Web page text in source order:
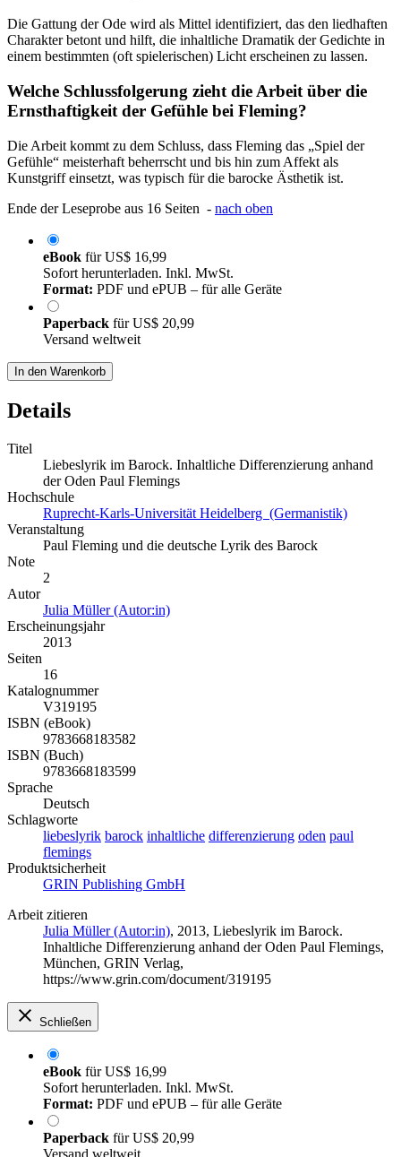
Die Gattung der Ode wird als Mittel identifiziert, das den liedhaften
Charakter betont und hilft, die inhaltliche Dramatik der Gedichte in
einem bestimmten (oft spielerischen) Licht erscheinen zu lassen.
Welche Schlussfolgerung zieht die Arbeit über die
Ernsthaftigkeit der Gefühle bei Fleming?
Die Arbeit kommt zu dem Schluss, dass Fleming das „Spiel der
Gefühle“ meisterhaft beherrscht und bis hin zum Affekt als
Kunstgriff einsetzt, was typisch für die barocke Ästhetik ist.
Ende der Leseprobe aus 16 Seiten - nach oben
eBook fürUS$ 16,99
Sofort herunterladen. Inkl. MwSt.
Format: PDF und ePUB – für alle Geräte
Paperback fürUS$ 20,99
Versand weltweit
In den Warenkorb
Details
Titel
Liebeslyrik im Barock. Inhaltliche Differenzierung anhand
der Oden Paul Flemings
Hochschule
Ruprecht-Karls-Universität Heidelberg (Germanistik)
Veranstaltung
Paul Fleming und die deutsche Lyrik des Barock
Note
2
Autor
Julia Müller (Autor:in)
Erscheinungsjahr
2013
Seiten
16
Katalognummer
V319195
ISBN (eBook)
9783668183582
ISBN (Buch)
9783668183599
Sprache
Deutsch
Schlagworte
liebeslyrik barock inhaltliche differenzierung oden paul
flemings
Produktsicherheit
GRIN Publishing GmbH
Arbeit zitieren
Julia Müller (Autor:in), 2013, Liebeslyrik im Barock.
Inhaltliche Differenzierung anhand der Oden Paul Flemings,
München, GRIN Verlag,
https://www.grin.com/document/319195
Schließen
eBook fürUS$ 16,99
Sofort herunterladen. Inkl. MwSt.
Format: PDF und ePUB – für alle Geräte
Paperback fürUS$ 20,99
Versand weltweit